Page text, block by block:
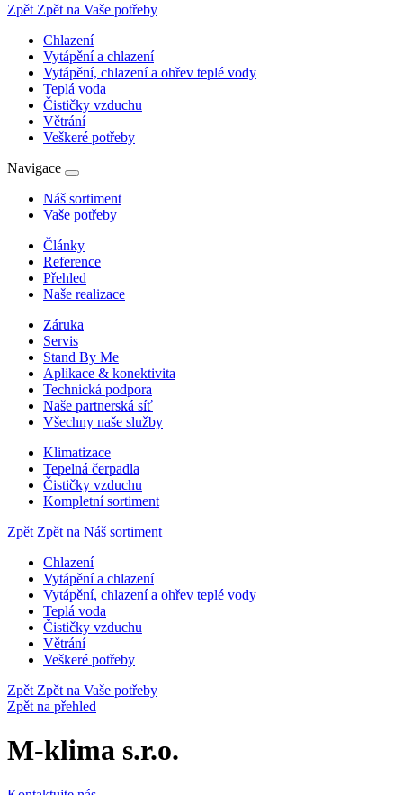
Zpět Zpět na Vaše potřeby
Chlazení
Vytápění a chlazení
Vytápění, chlazení a ohřev teplé vody
Teplá voda
Čističky vzduchu
Větrání
Veškeré potřeby
Navigace
Náš sortiment
Vaše potřeby
Články
Reference
Přehled
Naše realizace
Záruka
Servis
Stand By Me
Aplikace & konektivita
Technická podpora
Naše partnerská síť
Všechny naše služby
Klimatizace
Tepelná čerpadla
Čističky vzduchu
Kompletní sortiment
Zpět Zpět na Náš sortiment
Chlazení
Vytápění a chlazení
Vytápění, chlazení a ohřev teplé vody
Teplá voda
Čističky vzduchu
Větrání
Veškeré potřeby
Zpět Zpět na Vaše potřeby
Zpět na přehled
M-klima s.r.o.